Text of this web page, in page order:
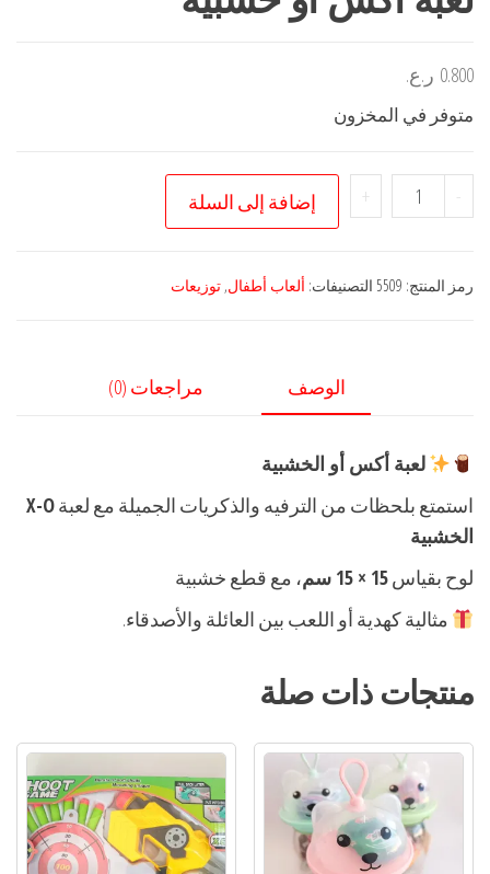
0.800 ر.ع.
متوفر في المخزون
-
كمية
لعبة
او
+ إضافة إلى السلة
رمز المنتج: 5509 التصنيفات: ألعاب أطفال, توزيعات
الوصف مراجعات (0)
لعبة أكس أو الخشبية
استمتع بلحظات من الترفيه والذكريات الجميلة مع لعبةX-O
الخشبية
لوح بقياس15 × 15 سم
، مع قطع خشبية
مثالية كهدية أو اللعب بين العائلة والأصدقاء.
منتجات ذات صلة